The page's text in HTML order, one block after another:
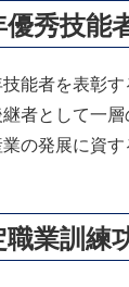
優秀技能
能者を表彰
者として一
の発展に資
職業訓